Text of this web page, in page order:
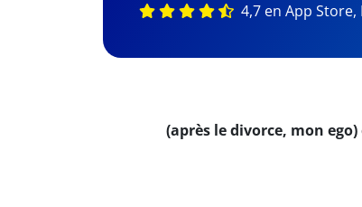
4,7 en App
(après le divorce, mon